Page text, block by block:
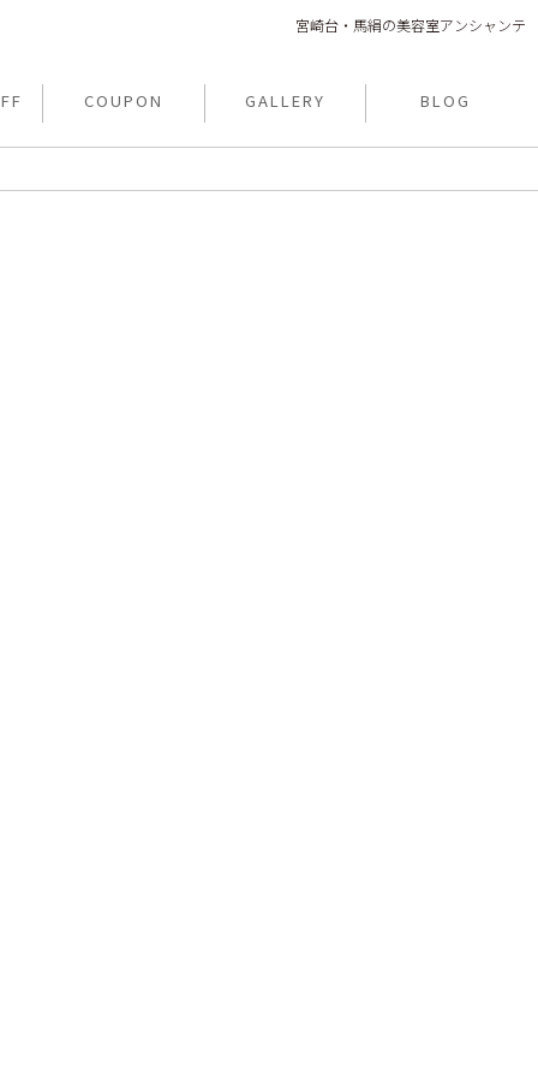
宮崎台・馬絹の美容室アンシャンテ
COUPON GALLERY BLOG